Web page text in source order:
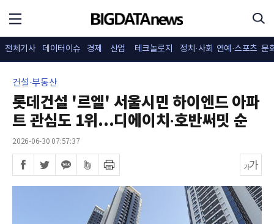
전체기사 데이터이슈 경제 산업 테크놀로지 정치·사회 연예·스포츠 문
건설·부동산
롯데건설 '르엘' 서울시민 하이엔드 아파
트 관심도 1위...디에이치·호반써밋 순
2026-06-30 07:57:37